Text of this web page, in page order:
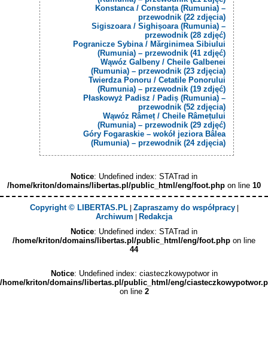
Konstanca / Constanța (Rumunia) –
przewodnik (22 zdjęcia)
Sigiszoara / Sighișoara (Rumunia) –
przewodnik (28 zdjęć)
Pogranicze Sybina / Mărginimea Sibiului
(Rumunia) – przewodnik (41 zdjęć)
Wąwóz Galbeny / Cheile Galbenei
(Rumunia) – przewodnik (23 zdjęcia)
Twierdza Ponoru / Cetatile Ponorului
(Rumunia) – przewodnik (19 zdjęć)
Płaskowyż Padisz / Padiș (Rumunia) –
przewodnik (52 zdjęcia)
Wąwóz Râmeț / Cheile Râmețului
(Rumunia) – przewodnik (29 zdjęć)
Góry Fogaraskie – wokół jeziora Bâlea
(Rumunia) – przewodnik (24 zdjęcia)
Notice: Undefined index: STATrad in
/home/kriton/domains/libertas.pl/public_html/eng/foot.php on line 10
Copyright © LIBERTAS.PL| Zapraszamy do współpracy|
Archiwum | Redakcja
Notice: Undefined index: STATrad in
/home/kriton/domains/libertas.pl/public_html/eng/foot.php on line
44
Notice: Undefined index: ciasteczkowypotwor in
/home/kriton/domains/libertas.pl/public_html/eng/
on line 2